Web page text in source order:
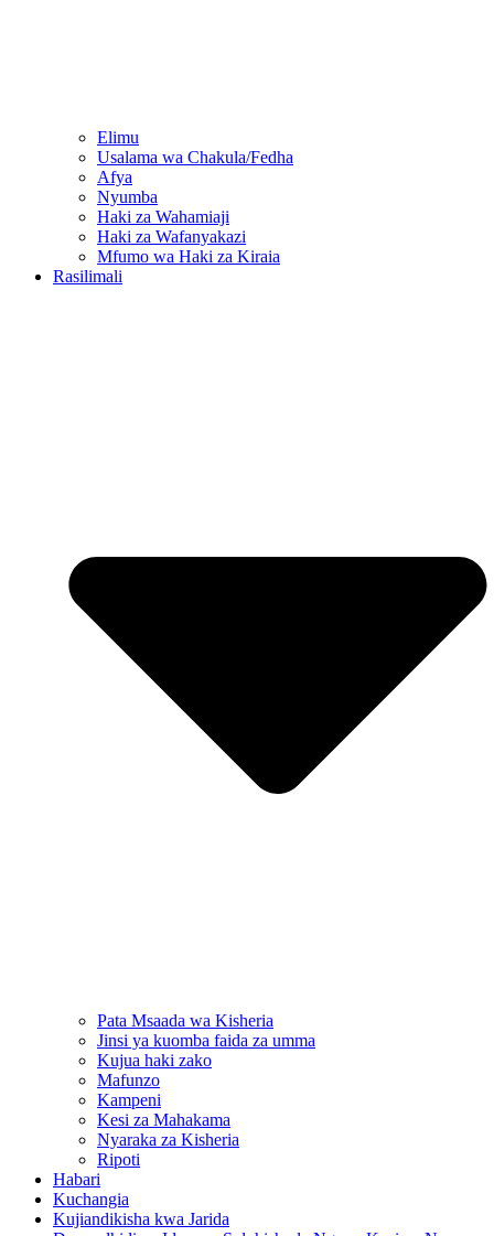
Elimu
Usalama wa Chakula/Fedha
Afya
Nyumba
Haki za Wahamiaji
Haki za Wafanyakazi
Mfumo wa Haki za Kiraia
Rasilimali
Pata Msaada wa Kisheria
Jinsi ya kuomba faida za umma
Kujua haki zako
Mafunzo
Kampeni
Kesi za Mahakama
Nyaraka za Kisheria
Ripoti
Habari
Kuchangia
Kujiandikisha kwa Jarida